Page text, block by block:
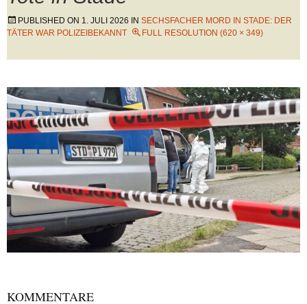
PUBLISHED ON 1. JULI 2026 IN SECHSFACHER MORD IN STADE: DER
TÄTER WAR POLIZEIBEKANNT
FULL RESOLUTION (620 × 349)
KOMMENTARE